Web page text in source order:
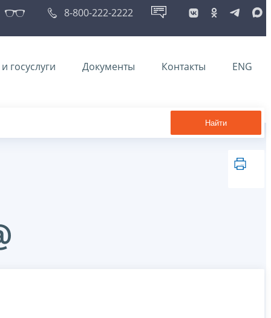
8-800-222-2222
госуслуги Документы Контакты ENG
Найти